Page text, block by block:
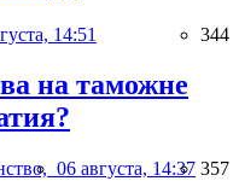
14:51 344
на таможне
06 августа, 14:37 357